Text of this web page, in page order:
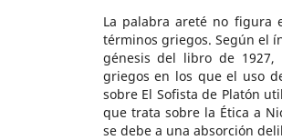
La palabra areté no figura
términos griegos. Según el
génesis del libro de
griegos en los que el uso
sobre El Sofista de Platón
que trata sobre la Ética a
se debe a una absorción